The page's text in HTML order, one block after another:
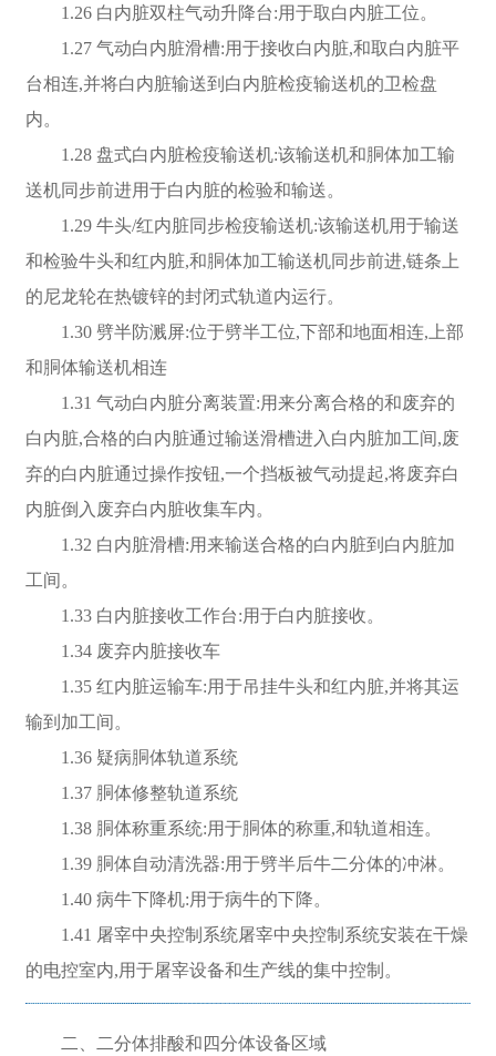
1.26 白内脏双柱气动升降台:用于取白内脏工位。
1.27 气动白内脏滑槽:用于接收白内脏,和取白内脏平
台相连,并将白内脏输送到白内脏检疫输送机的卫检盘
内。
1.28 盘式白内脏检疫输送机:该输送机和胴体加工输
送机同步前进用于白内脏的检验和输送。
1.29 牛头/红内脏同步检疫输送机:该输送机用于输送
和检验牛头和红内脏,和胴体加工输送机同步前进,链条上
的尼龙轮在热镀锌的封闭式轨道内运行。
1.30 劈半防溅屏:位于劈半工位,下部和地面相连,上部
和胴体输送机相连
1.31 气动白内脏分离装置:用来分离合格的和废弃的
白内脏,合格的白内脏通过输送滑槽进入白内脏加工间,废
弃的白内脏通过操作按钮,一个挡板被气动提起,将废弃白
内脏倒入废弃白内脏收集车内。
1.32 白内脏滑槽:用来输送合格的白内脏到白内脏加
工间。
1.33 白内脏接收工作台:用于白内脏接收。
1.34 废弃内脏接收车
1.35 红内脏运输车:用于吊挂牛头和红内脏,并将其运
输到加工间。
1.36 疑病胴体轨道系统
1.37 胴体修整轨道系统
1.38 胴体称重系统:用于胴体的称重,和轨道相连。
1.39 胴体自动清洗器:用于劈半后牛二分体的冲淋。
1.40 病牛下降机:用于病牛的下降。
1.41 屠宰中央控制系统屠宰中央控制系统安装在干燥
的电控室内,用于屠宰设备和生产线的集中控制。
二、二分体排酸和四分体设备区域